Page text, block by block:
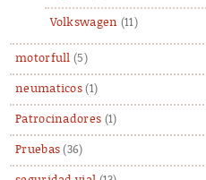
Volkswagen (11)
motorfull (5)
neumaticos (1)
Patrocinadores (1)
Pruebas (36)